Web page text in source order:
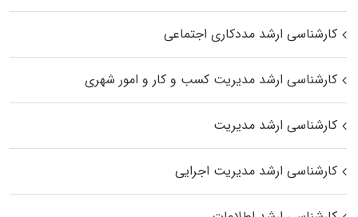
کارشناسی ارشد مددکاری اجتماعی
کارشناسی ارشد مدیریت کسب و کار و امور شهری
کارشناسی ارشد مدیریت
کارشناسی ارشد مدیریت اجرایی